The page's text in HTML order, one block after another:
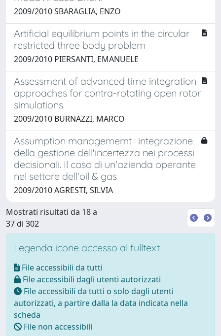
2009/2010 SBARAGLIA, ENZO
Artificial equilibrium points in the circular
restricted three body problem
2009/2010 PIERSANTI, EMANUELE
Assessment of advanced time integration
approaches for contra-rotating open rotor
simulations
2009/2010 BURNAZZI, MARCO
Assumption managememt : integrazione
della gestione dell'incertezza nei processi
decisionali. Il caso di un'azienda operante
nel settore dell'oil & gas
2009/2010 AGRESTI, SILVIA
Mostrati risultati da 18 a
37 di 302
Legenda icone accesso al fulltext
File accessibili da tutti
File accessibili dagli utenti autorizzati
File accessibili da tutti o solo dagli utenti
autorizzati, a partire dalla la data indicata nella
scheda
File non accessibili